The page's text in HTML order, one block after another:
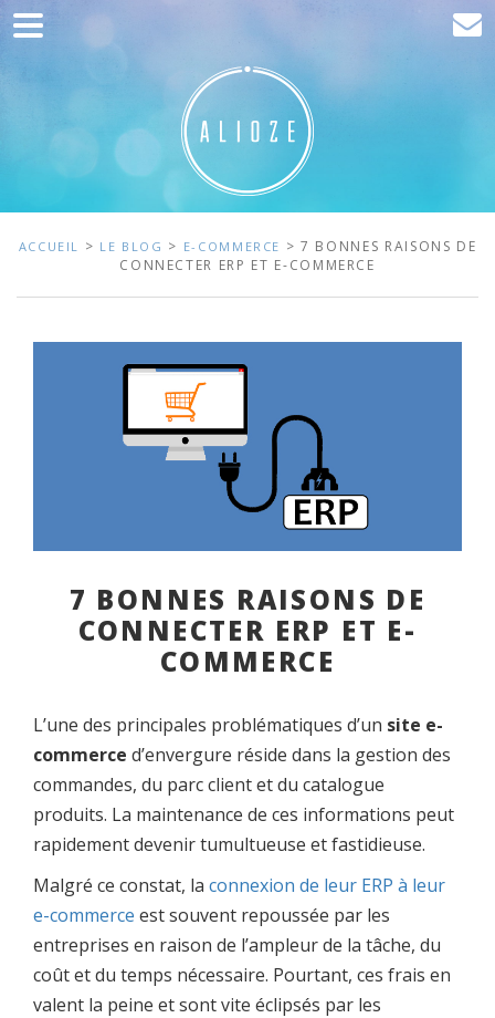
Accueil
Développement web
Acquisition de trafic
Clients
Blog
Contact
ACCUEIL > LE BLOG > E-COMMERCE > 7 BONNES RAISONS DE
CONNECTER ERP ET E-COMMERCE
7 BONNES RAISONS DE
CONNECTER ERP ET E-
COMMERCE
L’une des principales problématiques d’un site e-
commerce d’envergure réside dans la gestion des
commandes, du parc client et du catalogue
produits. La maintenance de ces informations peut
rapidement devenir tumultueuse et fastidieuse.
Malgré ce constat, la connexion de leur ERP à leur
e-commerce est souvent repoussée par les
entreprises en raison de l’ampleur de la tâche, du
coût et du temps nécessaire. Pourtant, ces frais en
valent la peine et sont vite éclipsés par les